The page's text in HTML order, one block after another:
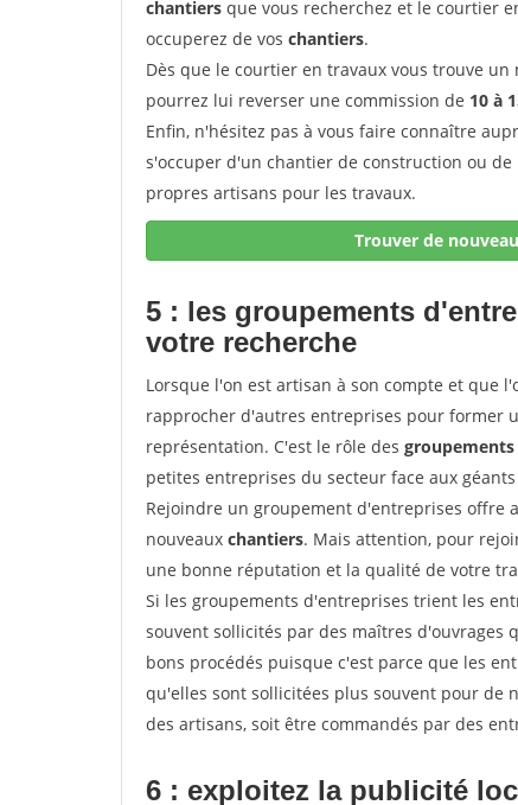
chantiers que vous recherchez et le courtier
occuperez de vos chantiers.
Dès que le courtier en travaux vous trouve
pourrez lui reverser une commission de 10 à
Enfin, n'hésitez pas à vous faire connaître
s'occuper d'un chantier de construction ou
propres artisans pour les travaux.
Trouver de
5 : les groupements
votre recherche
Lorsque l'on est artisan à son compte et que
rapprocher d'autres entreprises pour former
représentation. C'est le rôle des
petites entreprises du secteur face aux géants
Rejoindre un groupement d'entreprises offre
nouveaux chantiers. Mais attention, pour
une bonne réputation et la qualité de votre
Si les groupements d'entreprises trient les
souvent sollicités par des maîtres d'ouvrages
bons procédés puisque c'est parce que les
qu'elles sont sollicitées plus souvent pour de
des artisans, soit être commandés par des
6 : exploitez la publicité